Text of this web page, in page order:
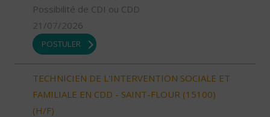
Possibilité de CDI ou CDD
21/07/2026
POSTULER
TECHNICIEN DE L'INTERVENTION SOCIALE ET
FAMILIALE EN CDD - SAINT-FLOUR (15100)
(H/F)